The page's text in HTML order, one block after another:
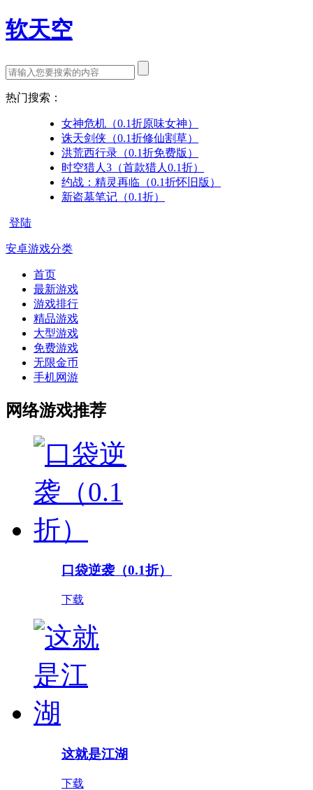
软天空
热门搜索：
女神危机（0.1折原味女神）
诛天剑侠（0.1折修仙割草）
洪荒西行录（0.1折免费版）
时空猎人3（首款猎人0.1折）
约战：精灵再临（0.1折怀旧版）
新盗墓笔记（0.1折）
登陆
安卓游戏分类
首页
最新游戏
游戏排行
精品游戏
大型游戏
免费游戏
无限金币
手机网游
网络游戏推荐
口袋逆袭（0.1折）
下载
这就是江湖
下载